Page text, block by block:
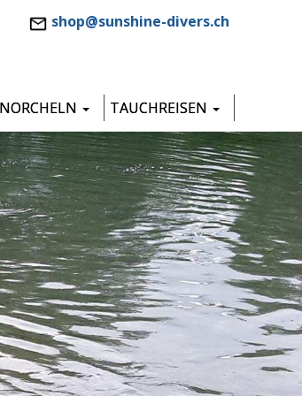
shop@sunshine-divers.ch
TAUCHREISEN